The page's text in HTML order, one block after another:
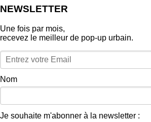
NEWSLETTER
Une fois par mois,
recevez le meilleur de pop‑up urbain.
Nom
Je souhaite m'abonner à la newsletter :